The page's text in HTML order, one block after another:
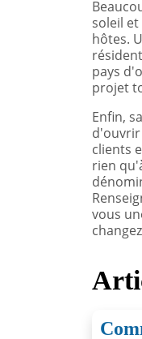
soleil
hôtes.
pays
projet
Enfin,
d'ouvrir
clients
rien
vous